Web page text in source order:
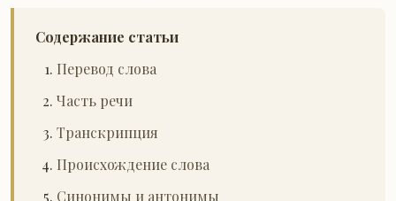
Содержание статьи
Перевод слова
Часть речи
Транскрипция
Происхождение слова
Синонимы и антонимы